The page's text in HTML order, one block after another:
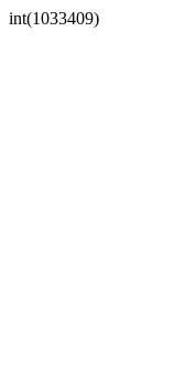
int(1033409)